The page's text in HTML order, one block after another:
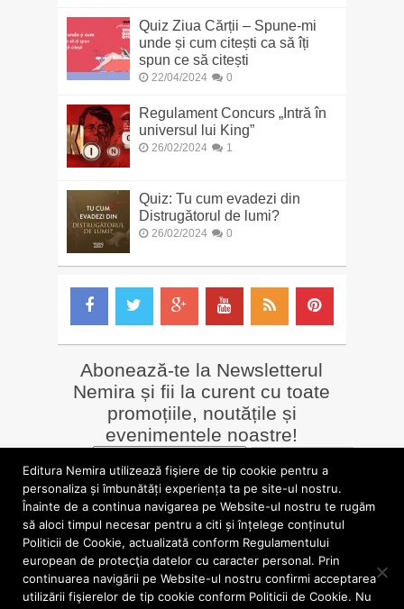
Quiz Ziua Cărții – Spune-mi
unde și cum citești ca să îți
spun ce să citești
22/04/2024 0
Regulament Concurs „Intră în
universul lui King”
26/02/2024 1
Quiz: Tu cum evadezi din
Distrugătorul de lumi?
26/02/2024 0
Abonează-te la Newsletterul
Nemira și fii la curent cu toate
promoțiile, noutățile și
evenimentele noastre!
LIBRĂRII online
» Librăria Online Nemira
Nemi
Alte siteuri
»Nemira Media
»
Valentin Nicolau
Editura Nemira utilizează fişiere de tip cookie pentru a
personaliza și îmbunătăți experiența ta pe site-ul nostru.
Înainte de a continua navigarea pe Website-ul nostru te rugăm
să aloci timpul necesar pentru a citi și înțelege conținutul
Politicii de Cookie, actualizată conform Regulamentului
european de protecţia datelor cu caracter personal. Prin
continuarea navigării pe Website-ul nostru confirmi acceptarea
utilizării fişierelor de tip cookie conform Politicii de Cookie. Nu